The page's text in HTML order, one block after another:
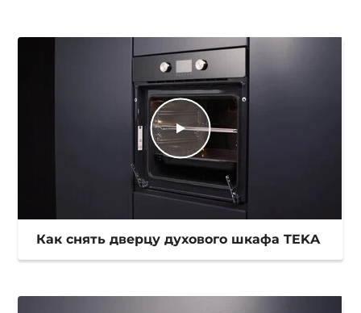
Как снять дверцу духового шкафа TEKA